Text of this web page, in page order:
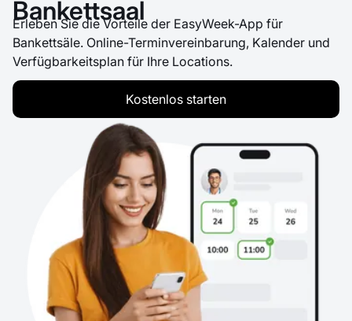
Bankettsaal
Erleben Sie die Vorteile der EasyWeek-App für
Bankettsäle. Online-Terminvereinbarung, Kalender und
Verfügbarkeitsplan für Ihre Locations.
Kostenlos starten